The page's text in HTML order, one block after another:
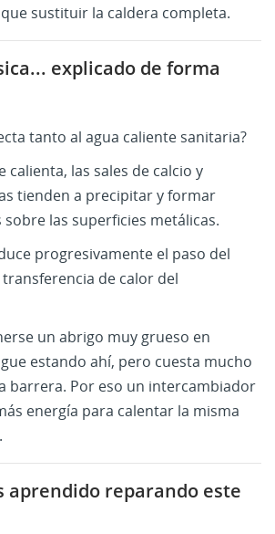
sustituir la caldera completa.
explicado de forma
tanto al agua caliente sanitaria?
calienta, las sales de calcio y
tienden a precipitar y formar
las superficies metálicas.
progresivamente el paso del
de calor del
un abrigo muy grueso en
estando ahí, pero cuesta mucho
barrera. Por eso un intercambiador
energía para calentar la misma
aprendido reparando este